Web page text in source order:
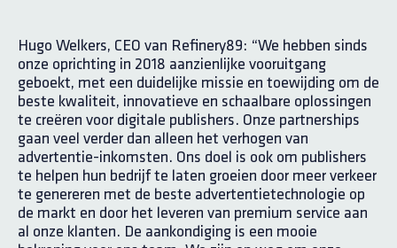
Hugo Welkers, CEO van Refinery89: “We hebben sinds
onze oprichting in 2018 aanzienlijke vooruitgang
geboekt, met een duidelijke missie en toewijding om de
beste kwaliteit, innovatieve en schaalbare oplossingen
te creëren voor digitale publishers. Onze partnerships
gaan veel verder dan alleen het verhogen van
advertentie-inkomsten. Ons doel is ook om publishers
te helpen hun bedrijf te laten groeien door meer verkeer
te genereren met de beste advertentietechnologie op
de markt en door het leveren van premium service aan
al onze klanten. De aankondiging is een mooie